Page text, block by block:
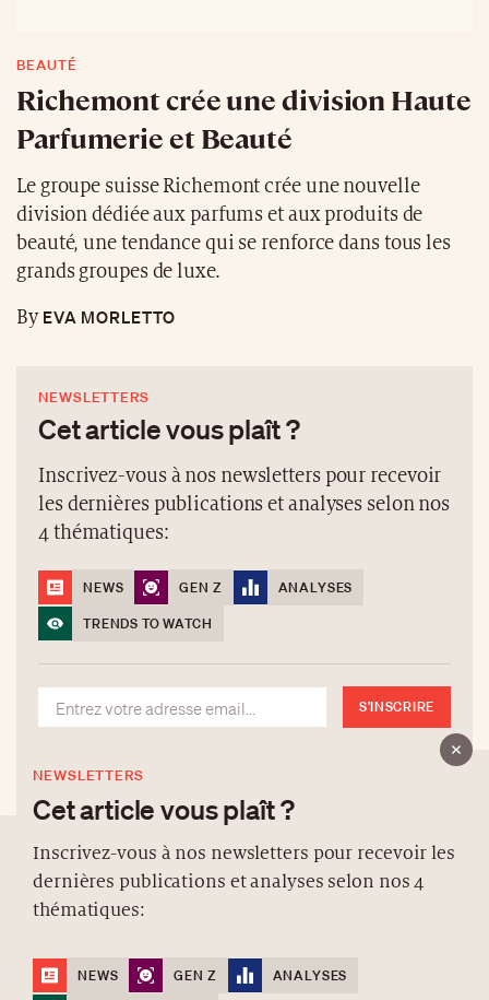
BEAUTÉ
Richemont crée une division Haute
Parfumerie et Beauté
Le groupe suisse Richemont crée une nouvelle
division dédiée aux parfums et aux produits de
beauté, une tendance qui se renforce dans tous les
grands groupes de luxe.
ByEVA MORLETTO
NEWSLETTERS
Cet article vous plaît ?
Inscrivez-vous à nos newsletters pour recevoir
les dernières publications et analyses selon nos
4 thématiques:
NEWS GEN Z
ANALYSES
TRENDS TO WATCH
S'INSCRIRE
NEWSLETTERS
Cet article vous plaît ?
Inscrivez-vous à nos newsletters pour recevoir les
dernières publications et analyses selon nos 4
thématiques:
NEWS GEN Z ANALYSES
À PROPOS
PROTECTION DES DONNÉES
contact@luxurytribune.com